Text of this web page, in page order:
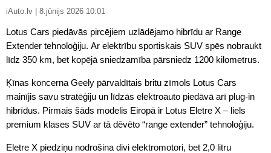
iAuto.lv | 8.jūnijs 2026 10:01
Lotus Cars piedāvās pircējiem uzlādējamo hibrīdu ar Range
Extender tehnoloģiju. Ar elektrību sportiskais SUV spēs nobraukt
līdz 350 km, bet kopējā sniedzamība pārsniedz 1200 kilometrus.
Ķīnas koncerna Geely pārvaldītais britu zīmols Lotus Cars
mainījis savu stratēģiju un līdzās elektroauto piedāvā arī plug-in
hibrīdus. Pirmais šāds modelis Eiropā ir Lotus Eletre X – liels
premium klases SUV ar tā dēvēto “range extender” tehnoloģiju.
Eletre X piedziņu nodrošina divi elektromotori, bet 2,0 litru